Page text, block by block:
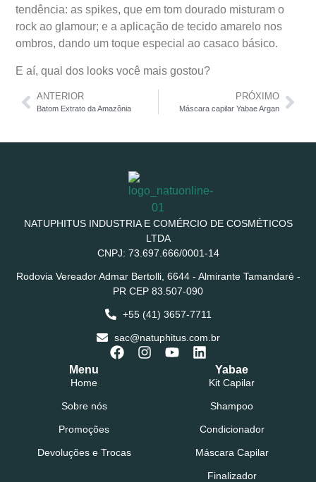
tendência: as spikes, que em tom dourado misturam o
rock ao glamour; e a aplicação de tecido amarelo nos
ombros, dando um toque especial ao casaco básico.
E aí, qual dos looks você mais gostou?
ANTERIOR
Batom Extrato da Amazônia
PRÓXIMO
Máscara capilar Yabae Argan
NATUPHITUS INDUSTRIA E COMÉRCIO DE COSMÉTICOS
LTDA
CNPJ: 73.697.666/0001-14
Rodovia Vereador Admar Bertolli, 6644 - Almirante Tamandaré -
PR CEP 83.507-090
+55 (41) 3657-7711
sac@natuphitus.com.br
Menu
Home
Sobre nós
Promoções
Devoluções e Trocas
Yabae
Kit Capilar
Shampoo
Condicionador
Máscara Capilar
Finalizador